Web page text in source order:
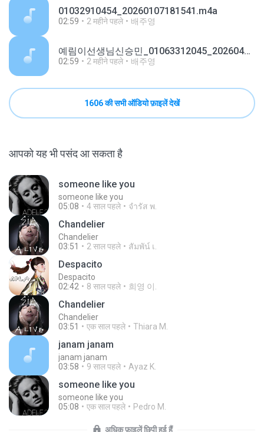
01032910454_20260107181541.m4a
02:59 2 महीने पहले 배주영
예림이선생님신승민_01063312045_20260428112913.m4a
02:59 2 महीने पहले 배주영
1606 की सभी ऑडियो फ़ाइलें देखें
आपको यह भी पसंद आ सकता है
someone like you
someone like you
05:08
4 साल पहले จํารัส พ.
Chandelier
Chandelier
03:51
2 साल पहले สัมพัน์ เ.
Despacito
Despacito
02:42
8 साल पहले 희영 이.
Chandelier
Chandelier
03:51
एक साल पहले Thiara M.
janam janam
janam janam
03:58
9 साल पहले Ayaz K.
someone like you
someone like you
05:08
एक साल पहले Pedro M.
अधिक फ़ाइलें छिपी हुई हैं